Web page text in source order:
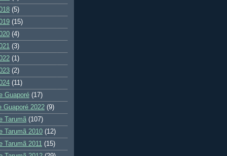
(5)
(15)
(4)
(3)
(1)
(2)
(11)
Guaporé (17)
Guaporé 2022 (9)
Tarumã (107)
Tarumã 2010 (12)
Tarumã 2011 (15)